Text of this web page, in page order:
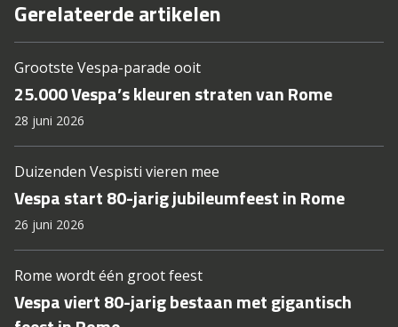
Gerelateerde artikelen
Grootste Vespa-parade ooit
25.000 Vespa’s kleuren straten van Rome
28 juni 2026
Duizenden Vespisti vieren mee
Vespa start 80-jarig jubileumfeest in Rome
26 juni 2026
Rome wordt één groot feest
Vespa viert 80-jarig bestaan met gigantisch